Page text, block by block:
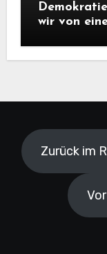
wir von
Zurück im